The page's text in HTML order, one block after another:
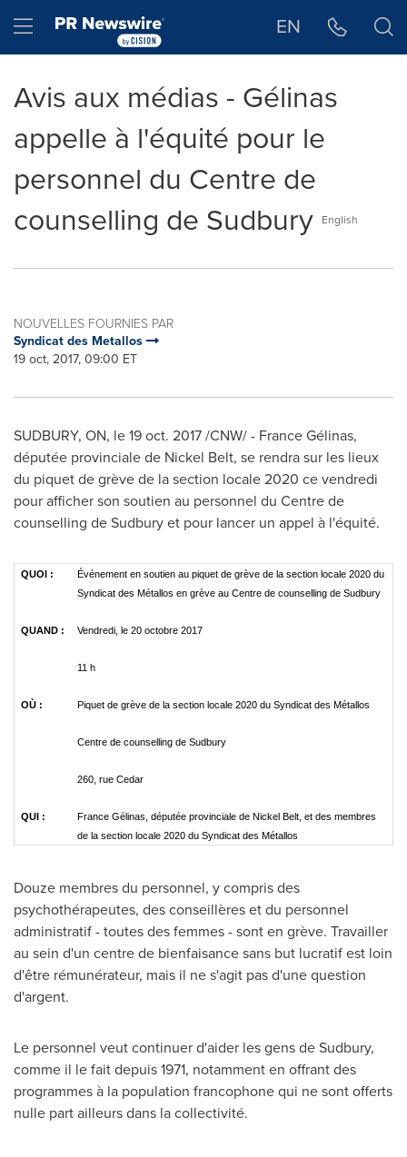
Hamburger menu EN
Avis aux médias - Gélinas
appelle à l'équité pour le
personnel du Centre de
counselling de Sudbury English
NOUVELLES FOURNIES PAR
Syndicat des Metallos
19 oct, 2017, 09:00 ET
SUDBURY, ON, le 19 oct. 2017 /CNW/ - France Gélinas,
députée provinciale de Nickel Belt, se rendra sur les lieux
du piquet de grève de la section locale 2020 ce vendredi
pour afficher son soutien au personnel du Centre de
counselling deSudburyet pour lancer un appel à l'équité.
QUOI :
Événement en soutien au piquet de grève de la section locale 2020 du
Syndicat des Métallos en grève au Centre de counselling de Sudbury
QUAND : Vendredi, le 20 octobre 2017
11 h
OÙ : Piquet de grève de la section locale 2020 du Syndicat des Métallos
Centre de counselling de Sudbury
260, rue Cedar
QUI :
France Gélinas, députée provinciale de Nickel Belt, et des membres
de la section locale 2020 du Syndicat des Métallos
Douze membres du personnel, y compris des
psychothérapeutes, des conseillères et du personnel
administratif - toutes des femmes - sont en grève. Travailler
au sein d'un centre de bienfaisance sans but lucratif est loin
d'être rémunérateur, mais il ne s'agit pas d'une question
d'argent.
Le personnel veut continuer d'aider les gens deSudbury,
comme il le fait depuis 1971, notamment en offrant des
programmes à la population francophone qui ne sont offerts
nulle part ailleurs dans la collectivité.